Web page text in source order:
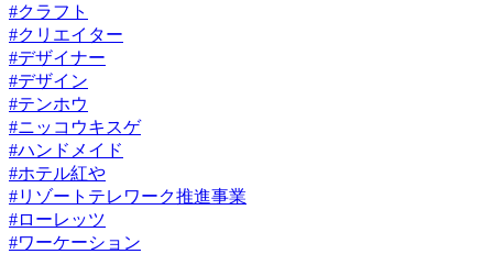
#クラフト
#クリエイター
#デザイナー
#デザイン
#テンホウ
#ニッコウキスゲ
#ハンドメイド
#ホテル紅や
#リゾートテレワーク推進事業
#ローレッツ
#ワーケーション